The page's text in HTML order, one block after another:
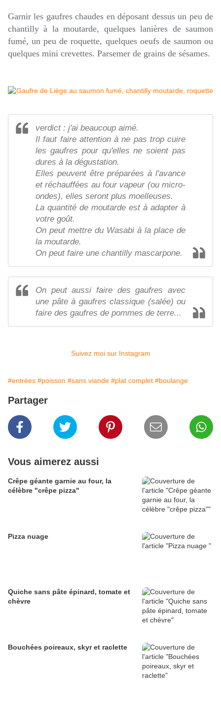
Garnir les gaufres chaudes en déposant dessus un peu de
chantilly à la moutarde, quelques lanières de saumon
fumé, un peu de roquette, quelques oeufs de saumon ou
quelques mini crevettes. Parsemer de grains de sésames.
verdict : j'ai beaucoup aimé.
Il faut faire attention à ne pas trop cuire
les gaufres pour qu'elles ne soient pas
dures à la dégustation.
Elles peuvent être préparées à l'avance
et réchauffées au four vapeur (ou micro-
ondes), elles seront plus moelleuses.
La quantité de moutarde est à adapter à
votre goût.
On peut mettre du Wasabi à la place de
la moutarde.
On peut faire une chantilly mascarpone.
On peut aussi faire des gaufres avec
une pâte à gaufres classique (salée) ou
faire des gaufres de pommes de terre...
Suivez moi sur Instagram
#entrées #poisson #sans viande #plat complet #boulange
Partager
Vous aimerez aussi
Crêpe géante garnie au four, la
célèbre "crêpe pizza"
Pizza nuage
Quiche sans pâte épinard, tomate et
chèvre
Bouchées poireaux, skyr et raclette